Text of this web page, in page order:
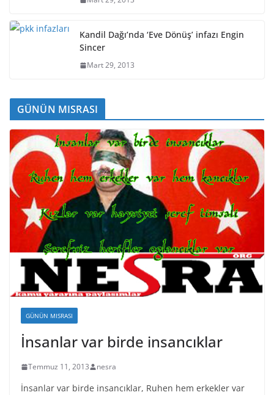
Kandil Dağı’nda ‘Eve Dönüş’ infazı Engin
Sincer
Mart 29, 2013
GÜNÜN MISRASI
GÜNÜN MISRASI
İnsanlar var birde insancıklar
Temmuz 11, 2013 nesra
İnsanlar var birde insancıklar, Ruhen hem erkekler var